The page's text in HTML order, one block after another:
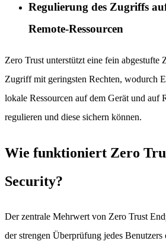
Regulierung des Zugriffs
Remote-Ressourcen
Zero Trust unterstützt eine fein abgestufte
Zugriff mit geringsten Rechten, wodurch
lokale Ressourcen auf dem Gerät und auf
regulieren und diese sichern können.
Wie funktioniert Zero
Security?
Der zentrale Mehrwert von Zero Trust
der strengen Überprüfung jedes Benutzers